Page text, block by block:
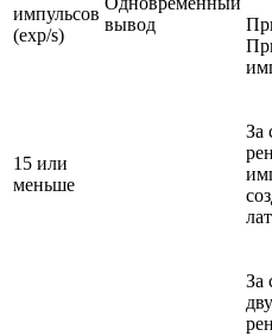
импульсов
(exp/s)
вывод
15 или
меньше
За
За